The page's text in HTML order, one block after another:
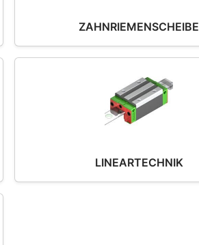
ZAHNRIEMENSCHEIBE
LINEARTECHNIK